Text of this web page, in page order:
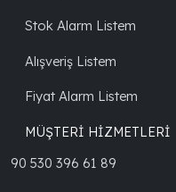
Stok Alarm Listem
Alışveriş Listem
Fiyat Alarm Listem
MÜŞTERİ HİZMETLERİ
90 530 396 61 89